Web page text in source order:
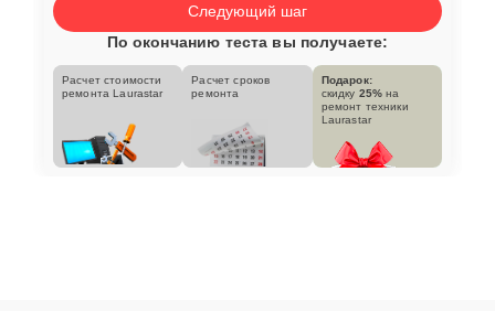
Следующий шаг
По окончанию теста вы получаете:
Расчет стоимости
ремонта Laurastar
Расчет сроков
ремонта
Подарок:
скидку 25% на
ремонт техники
Laurastar